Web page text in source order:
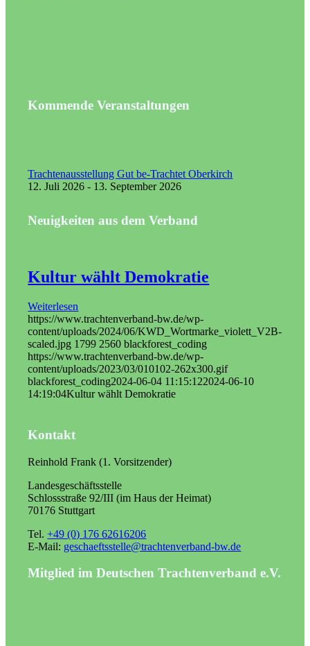
Kommende Veranstaltungen
Trachtenausstellung Gut be-Trachtet Oberkirch
12. Juli 2026 - 13. September 2026
Neuigkeiten aus dem Verband
Kultur wählt Demokratie
Weiterlesen
https://www.trachtenverband-bw.de/wp-
content/uploads/2024/06/KWD_Wortmarke_violett_V2B-
scaled.jpg 1799 2560 blackforest_coding
https://www.trachtenverband-bw.de/wp-
content/uploads/2023/03/010102-262x300.gif
blackforest_coding2024-06-04 11:15:122024-06-10
14:19:04Kultur wählt Demokratie
Kontakt
Reinhold Frank (1. Vorsitzender)
Landesgeschäftsstelle
Schlossstraße 92/III (im Haus der Heimat)
70176 Stuttgart
Tel.+49 (0) 176 62616206
E-Mail: geschaeftsstelle@trachtenverband-bw.de
Mitglied im Deutschen Trachtenverband e.V.